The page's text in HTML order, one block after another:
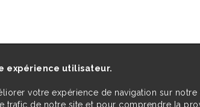
expérience utilisateur.
votre expérience de navigation sur
de notre site et pour comprendre la